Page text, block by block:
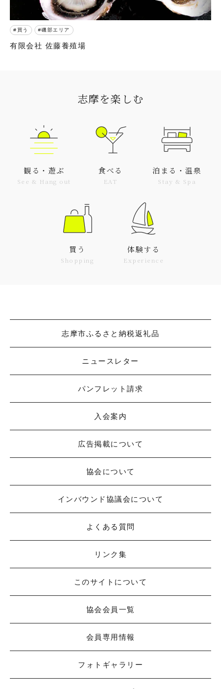
買う 磯部エリア
有限会社 佐藤養殖場
志摩を楽しむ
観る・遊ぶ
See & Hang out
食べる
EAT
泊まる・温泉
Stay & Spa
買う
Shopping
体験する
Experience
志摩市ふるさと納税返礼品
ニュースレター
パンフレット請求
入会案内
広告掲載について
協会について
インバウンド協議会について
よくある質問
リンク集
このサイトについて
協会会員一覧
会員専用情報
フォトギャラリー